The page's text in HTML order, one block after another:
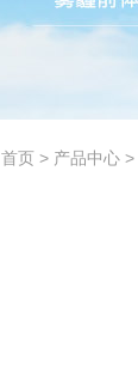
首页 > 产品中心 >